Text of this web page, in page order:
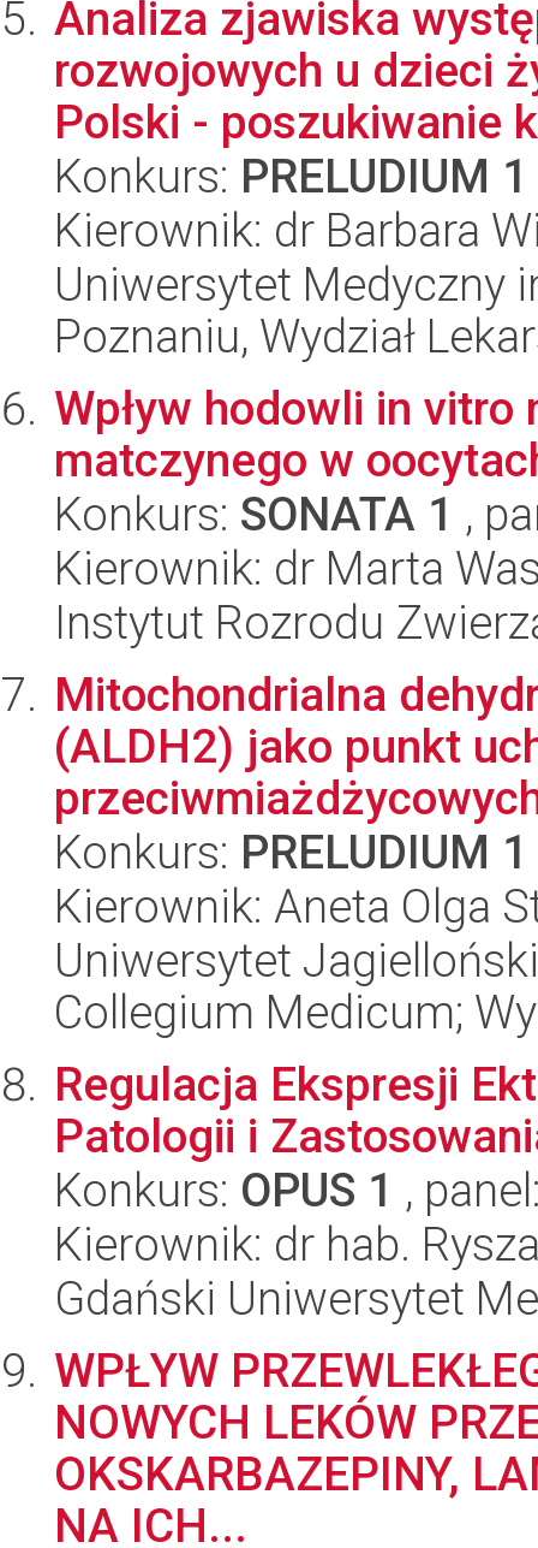
Analiza zjawiska
rozwojowych u dzieci
Polski - poszukiwanie
Konkurs: PRELUDIUM 1
Kierownik: dr Barbara
Uniwersytet Medyczny
Poznaniu, Wydział
Wpływ hodowli in
matczynego w
Konkurs: SONATA 1 ,
Kierownik: dr Marta
Instytut Rozrodu
Mitochondrialna
(ALDH2) jako punkt
Konkurs: PRELUDIUM 1
Kierownik: Aneta Olga
Uniwersytet
Collegium Medicum;
Regulacja Ekspresji
Patologii i
Konkurs: OPUS 1 ,
Kierownik: dr hab.
Gdański Uniwersytet
WPŁYW
NOWYCH LEKÓW
OKSKARBAZEPINY,
NA ICH...